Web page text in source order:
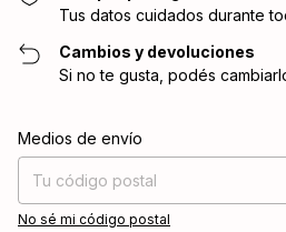
Tus datos cuidados durante
Cambios y devoluciones
Si no te gusta, podés
Entregas para el CP:
Medios de envío
No sé mi código postal